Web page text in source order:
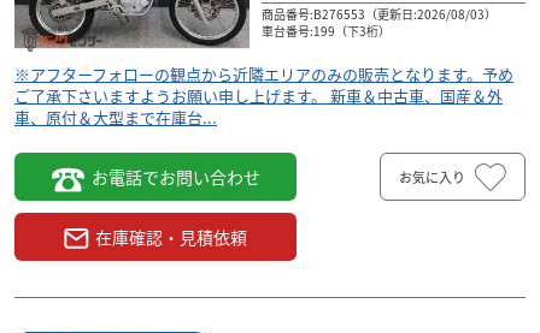
商品番号:B276553（更新日:2026/08/03）
車台番号:199（下3桁）
※アフターフォローの観点から近隣エリアのみの販売となります。予め
ご了承下さいますようお願い申し上げます。 新車＆中古車、国産＆外
車、原付＆大型まで在庫台...
お電話でお問い合わせ
在庫確認・見積依頼
お気に入り